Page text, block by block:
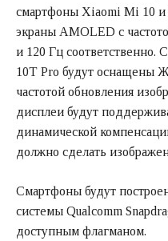
смартфоны Xiaomi Mi 10
экраны AMOLED с
и 120 Гц
10T Pro будут оснащены
частотой обновления
дисплеи будут
динамической
должно сделать
Смартфоны будут
системы Qualcomm
доступным флагманом.